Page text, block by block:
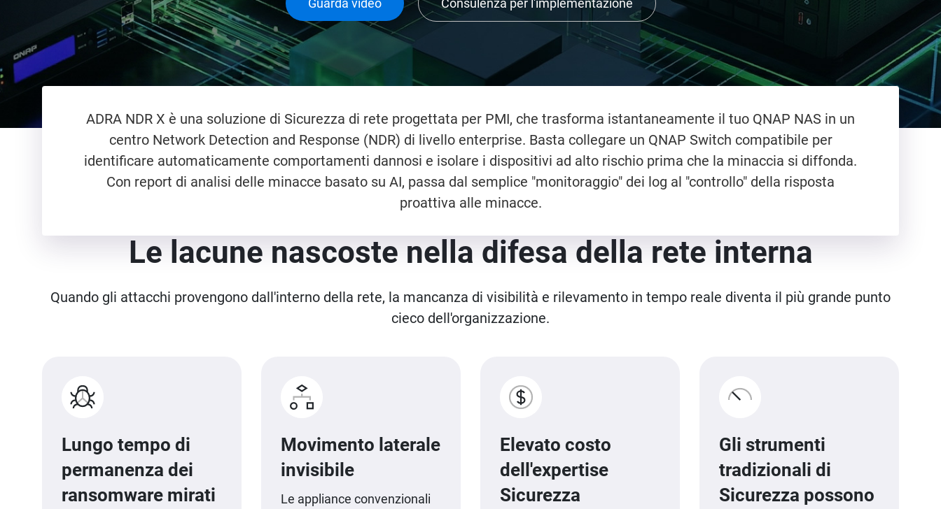
ADRA NDR X è una soluzione di Sicurezza di rete progettata per PMI, che trasforma istantaneamente il tuo QNAP NAS in un
centro Network Detection and Response (NDR) di livello enterprise. Basta collegare un QNAP Switch compatibile per
identificare automaticamente comportamenti dannosi e isolare i dispositivi ad alto rischio prima che la minaccia si diffonda.
Con report di analisi delle minacce basato su AI, passa dal semplice "monitoraggio" dei log al "controllo" della risposta
proattiva alle minacce.
Guarda video Consulenza per l'implementazione
Le lacune nascoste nella difesa della rete interna
Quando gli attacchi provengono dall'interno della rete, la mancanza di visibilità e rilevamento in tempo reale diventa il più grande punto
cieco dell'organizzazione.
Lungo tempo di
permanenza dei
ransomware mirati
Movimento laterale
invisibile
Le appliance convenzionali
Elevato costo
dell'expertise
Sicurezza
Gli strumenti
tradizionali di
Sicurezza possono